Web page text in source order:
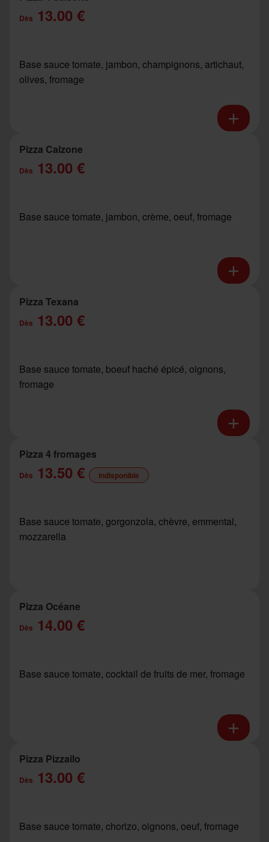
Dès 13.00 €
Base sauce tomate, jambon, champignons, artichaut,
olives, fromage
Pizza Calzone
Dès 13.00 €
Base sauce tomate, jambon, crème, oeuf, fromage
Pizza Texana
Dès 13.00 €
Base sauce tomate, boeuf haché épicé, oignons,
fromage
Pizza 4 fromages
Dès 13.50 € indisponible
Base sauce tomate, gorgonzola, chèvre, emmental,
mozzarella
Pizza Océane
Dès 14.00 €
Base sauce tomate, cocktail de fruits de mer, fromage
Pizza Pizzailo
Dès 13.00 €
Base sauce tomate, chorizo, oignons, oeuf, fromage